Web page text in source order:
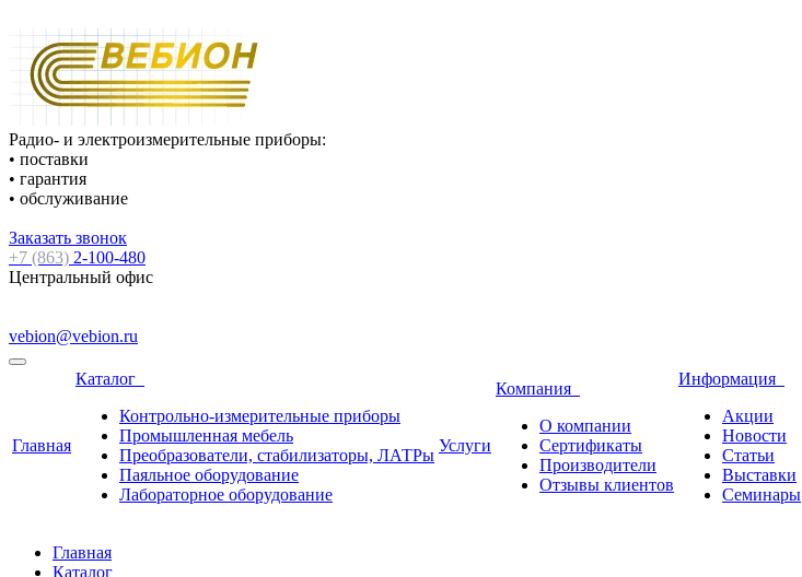
Радио- и электроизмерительные приборы:
• поставки
• гарантия
• обслуживание
Заказать звонок
+7 (863) 2-100-480
Центральный офис
vebion@vebion.ru
Главная
Каталог
Контрольно-измерительные приборы
Промышленная мебель
Преобразователи, стабилизаторы, ЛАТРы
Паяльное оборудование
Лабораторное оборудование
Услуги
Компания
О компании
Сертификаты
Производители
Отзывы клиентов
Информация
Акции
Новости
Статьи
Выставки
Семинары
Главная
Каталог